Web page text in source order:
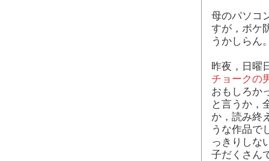
母のパソコ
すが，ボケ
うかしらん
昨夜，日曜
チョークの
おもしろか
と言うか，
か，読み終
うな作品で
っきりしな
子だくさん